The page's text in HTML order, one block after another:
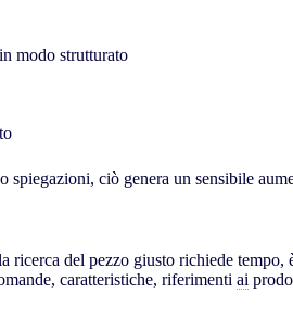
modo strutturato
ciò genera un sensibile
del pezzo giusto richiede
caratteristiche, riferimenti ai